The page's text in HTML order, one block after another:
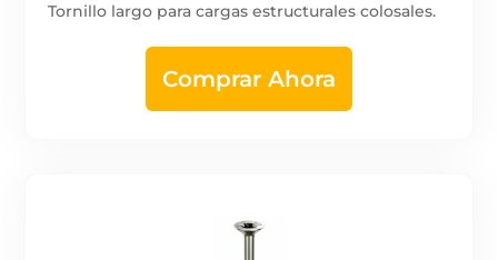
Tornillo largo para cargas estructurales colosales.
Comprar Ahora